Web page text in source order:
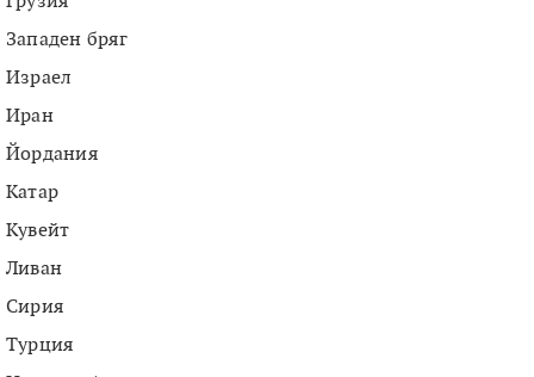
Западен бряг
Израел
Иран
Йордания
Катар
Кувейт
Ливан
Сирия
Турция